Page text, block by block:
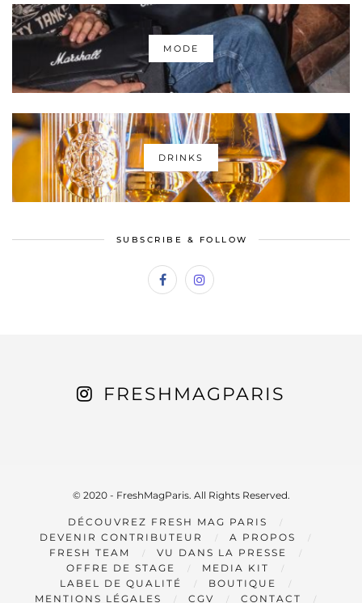
MODE
DRINKS
SUBSCRIBE & FOLLOW
FRESHMAGPARIS
© 2020 - FreshMagParis. All Rights Reserved.
DÉCOUVREZ FRESH MAG PARIS
DEVENIR CONTRIBUTEUR
A PROPOS
FRESH TEAM
VU DANS LA PRESSE
OFFRE DE STAGE
MEDIA KIT
LABEL DE QUALITÉ
BOUTIQUE
MENTIONS LÉGALES
CGV CONTACT